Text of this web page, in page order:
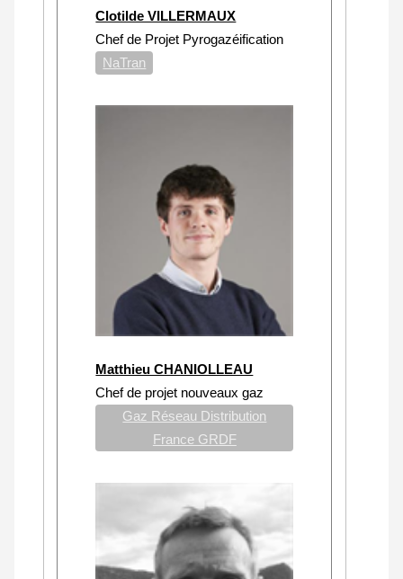
Clotilde VILLERMAUX
Chef de Projet Pyrogazéification
NaTran
Matthieu CHANIOLLEAU
Chef de projet nouveaux gaz
Gaz Réseau Distribution
France GRDF